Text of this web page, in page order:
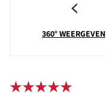
360° WEERGEVEN